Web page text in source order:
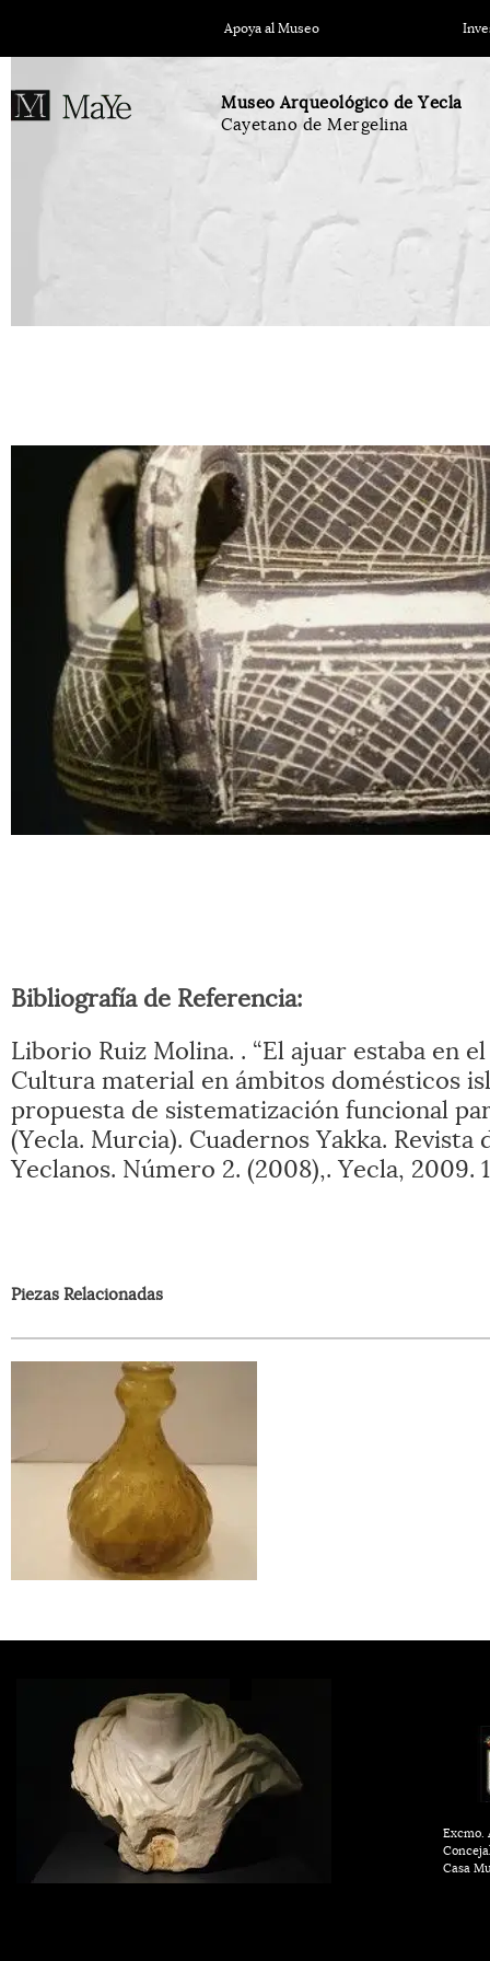
Apoya al Museo
Museo Arqueológico de Yecla
Cayetano de Mergelina
Bibliografía de Referencia:
Liborio Ruiz Molina. . “El ajuar estaba en
Cultura material en ámbitos domésticos
propuesta de sistematización funcional
(Yecla. Murcia). Cuadernos Yakka. Revista
Yeclanos. Número 2. (2008),. Yecla, 2009.
Piezas Relacionadas
Excmo.
Casa